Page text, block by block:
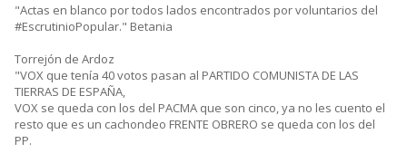
"Actas en blanco por todos lados encontrados por voluntarios del
#EscrutinioPopular." Betania
Torrejón de Ardoz
"VOX que tenía 40 votos pasan al PARTIDO COMUNISTA DE LAS
TIERRAS DE ESPAÑA,
VOX se queda con los del PACMA que son cinco, ya no les cuento el
resto que es un cachondeo FRENTE OBRERO se queda con los del
PP.